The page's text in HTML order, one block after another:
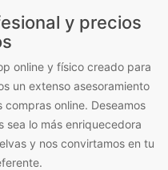
y precios
online y físico creado para
un extenso asesoramiento
online. Deseamos
sea lo más enriquecedora
y nos convirtamos en tu